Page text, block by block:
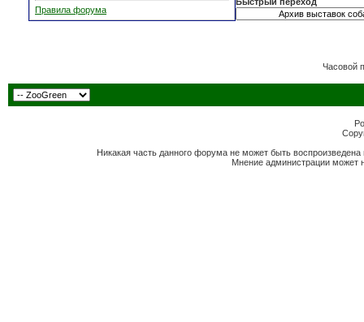
Правила форума
Часовой
Никакая часть данного форума не может быть
Мнение администрации может